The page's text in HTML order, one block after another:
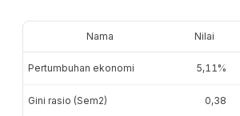
Nama Nilai
Pertumbuhan ekonomi 5,11%
Gini rasio (Sem2) 0,38